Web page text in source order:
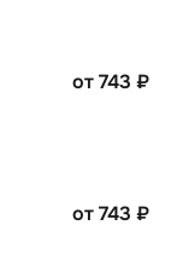
от 743 ₽
от 743 ₽